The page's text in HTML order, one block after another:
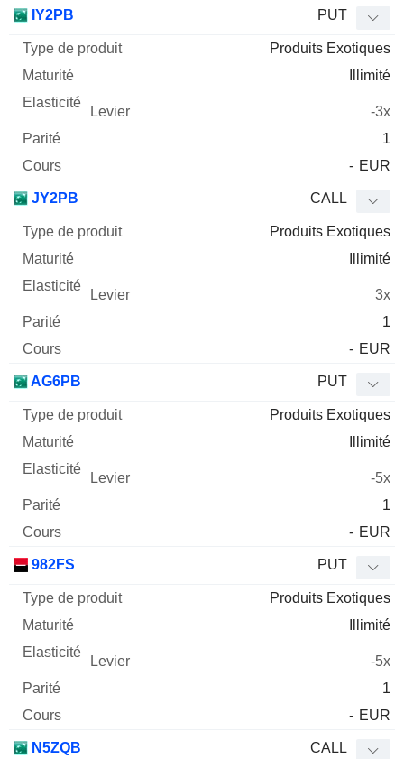
IY2PB PUT
Produits Exotiques
Illimité
-3x
1
- EUR
JY2PB CALL
Produits Exotiques
Illimité
3x
1
- EUR
AG6PB PUT
Produits Exotiques
Illimité
-5x
1
- EUR
982FS PUT
Produits Exotiques
Illimité
-5x
1
- EUR
N5ZQB CALL